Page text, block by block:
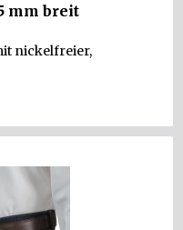
mm breit
nickelfreier,